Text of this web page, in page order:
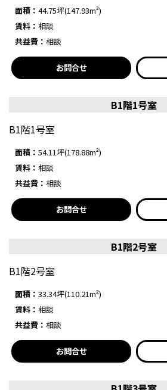
面積： 44.75坪(147.93m²)
賃料： 相談
共益費： 相談
お問合せ
B1階1号室
B1階1号室
面積： 54.11坪(178.88m²)
賃料： 相談
共益費： 相談
お問合せ
B1階2号室
B1階2号室
面積： 33.34坪(110.21m²)
賃料： 相談
共益費： 相談
お問合せ